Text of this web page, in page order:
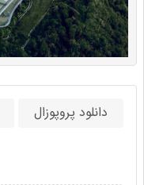
دانلود پروپوزال